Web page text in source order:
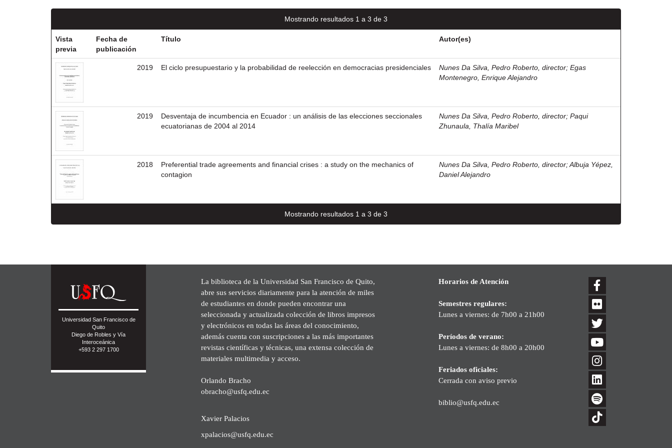
Mostrando resultados 1 a 3 de 3
Vista
previa
Fecha de
publicación
Título Autor(es)
2019 El ciclo presupuestario y la probabilidad de reelección en democracias presidenciales Nunes Da Silva, Pedro Roberto, director; Egas
Montenegro, Enrique Alejandro
2019
Desventaja de incumbencia en Ecuador : un análisis de las elecciones seccionales
ecuatorianas de 2004 al 2014
Nunes Da Silva, Pedro Roberto, director; Paqui
Zhunaula, Thalía Maribel
2018
Preferential trade agreements and financial crises : a study on the mechanics of
contagion
Nunes Da Silva, Pedro Roberto, director;Albuja Yépez,
Daniel Alejandro
Mostrando resultados 1 a 3 de 3
Universidad San Francisco de
Quito
Diego de Robles y Vía
Interoceánica
+593 2 297 1700
La biblioteca de la Universidad San Francisco de Quito,
abre sus servicios diariamente para la atención de miles
de estudiantes en donde pueden encontrar una
seleccionada y actualizada colección de libros impresos
y electrónicos en todas las áreas del conocimiento,
además cuenta con suscripciones a las más importantes
revistas científicas y técnicas, una extensa colección de
materiales multimedia y acceso.
Orlando Bracho
obracho@usfq.edu.ec
Xavier Palacios
xpalacios@usfq.edu.ec
Horarios de Atención
Semestres regulares:
Lunes a viernes: de 7h00 a 21h00
Períodos de verano:
Lunes a viernes: de 8h00 a 20h00
Feriados oficiales:
Cerrada con aviso previo
biblio@usfq.edu.ec